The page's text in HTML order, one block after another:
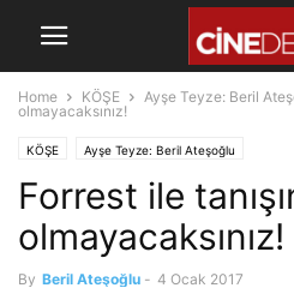
Home KÖŞE Ayşe Teyze: Beril
olmayacaksınız!
KÖŞE Ayşe Teyze: Beril Ateşoğlu
Forrest ile
olmayacaksınız!
By Beril Ateşoğlu - 4 Ocak 2017